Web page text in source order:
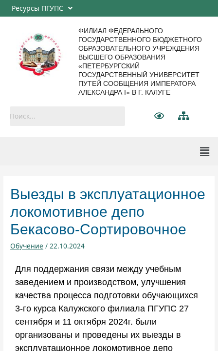
Ресурсы ПГУПС
ФИЛИАЛ ФЕДЕРАЛЬНОГО
ГОСУДАРСТВЕННОГО БЮДЖЕТНОГО
ОБРАЗОВАТЕЛЬНОГО УЧРЕЖДЕНИЯ
ВЫСШЕГО ОБРАЗОВАНИЯ
«ПЕТЕРБУРГСКИЙ
ГОСУДАРСТВЕННЫЙ УНИВЕРСИТЕТ
ПУТЕЙ СООБЩЕНИЯ ИМПЕРАТОРА
АЛЕКСАНДРА I» В Г. КАЛУГЕ
Выезды в эксплуатационное
локомотивное депо
Бекасово-Сортировочное
Обучение /22.10.2024
Для поддержания связи между учебным
заведением и производством, улучшения
качества процесса подготовки обучающихся
3-го курса Калужского филиала ПГУПС 27
сентября и 11 октября 2024г. были
организованы и проведены их выезды в
эксплуатационное локомотивное депо